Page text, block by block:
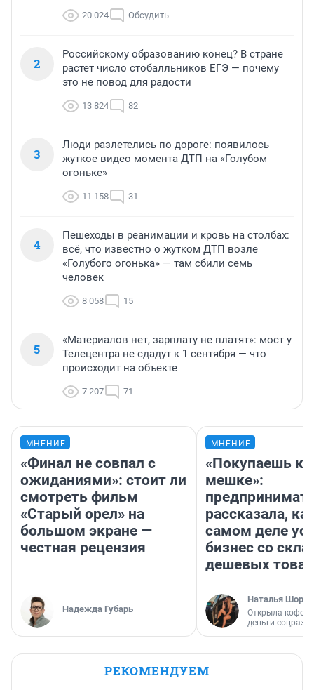
20 024 Обсудить
2
Российскому образованию конец? В стране
растет число стобалльников ЕГЭ — почему
это не повод для радости
13 824 82
3
Люди разлетелись по дороге: появилось
жуткое видео момента ДТП на «Голубом
огоньке»
11 158 31
4
Пешеходы в реанимации и кровь на столбах:
всё, что известно о жутком ДТП возле
«Голубого огонька» — там сбили семь
человек
8 058 15
5
«Материалов нет, зарплату не платят»: мост у
Телецентра не сдадут к 1 сентября — что
происходит на объекте
7 207 71
МНЕНИЕ
«Финал не совпал с
ожиданиями»: стоит ли
смотреть фильм
«Старый орел» на
большом экране —
честная рецензия
Надежда Губарь
МНЕНИЕ
«Покупаешь
мешке»:
рассказала,
самом деле
бизнес со
дешевых
Наталья
Открыла
деньги
РЕКОМЕНДУЕМ